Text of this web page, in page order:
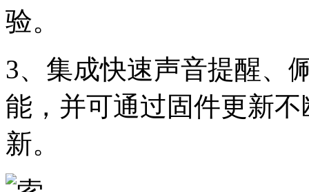
验。
3、集成快速声音提醒、
能，并可通过固件更新
新。